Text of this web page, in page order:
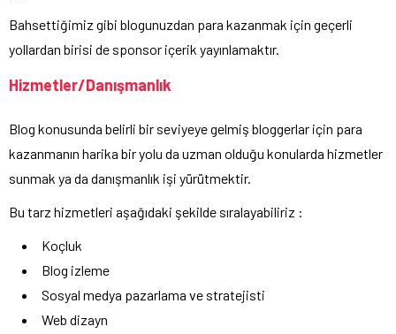
Bahsettiğimiz gibi blogunuzdan para kazanmak için geçerli
yollardan birisi de sponsor içerik yayınlamaktır.
Hizmetler/Danışmanlık
Blog konusunda belirli bir seviyeye gelmiş bloggerlar için para
kazanmanın harika bir yolu da uzman olduğu konularda hizmetler
sunmak ya da danışmanlık işi yürütmektir.
Bu tarz hizmetleri aşağıdaki şekilde sıralayabiliriz :
Koçluk
Blog izleme
Sosyal medya pazarlama ve stratejisti
Web dizayn